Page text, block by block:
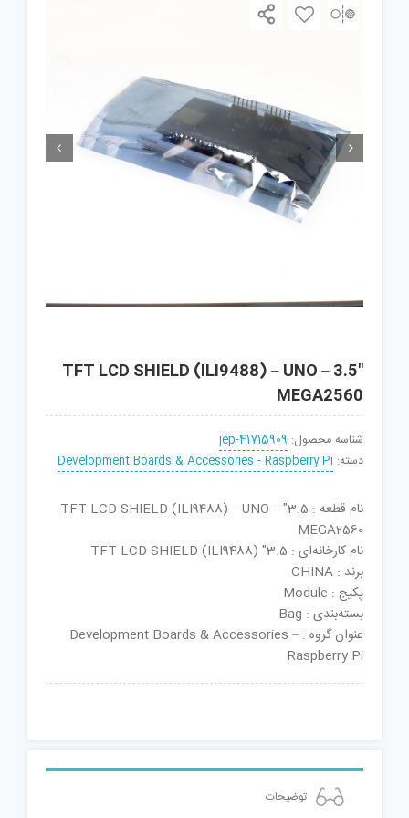
 
3.5″ TFT LCD SHIELD (ILI9488) – UNO –
MEGA2560
شناسه محصول: jep-41715909
دسته: Development Boards & Accessories - Raspberry Pi
نام قطعه : 3.5″ TFT LCD SHIELD (ILI9488) – UNO –
MEGA2560
نام کارخانه‌ای : 3.5″ TFT LCD SHIELD (ILI9488)
برند : CHINA
پکیج : Module
بسته‌بندی : Bag
عنوان گروه : Development Boards & Accessories –
Raspberry Pi
توضیحات